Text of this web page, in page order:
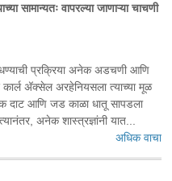
सामान्यतः वापरल्या जाणाऱ्या चाचणी
प्रक्रिया अनेक अडचणी आणि
अ‍ॅक्सेल अरहेनियसला त्याच्या मूळ
दाट आणि जड काळा धातू सापडला
अनेक शास्त्रज्ञांनी यात...
अधिक वाचा